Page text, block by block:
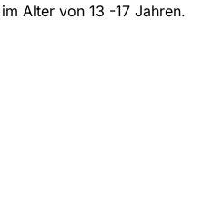
Alter von 13 -17 Jahren.